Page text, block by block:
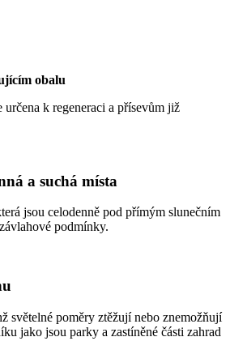
obalu
určena k regeneraci a přísevům již
a suchá místa
jsou celodenně pod přímým slunečním
podmínky.
světelné poměry ztěžují nebo znemožňují
jako jsou parky a zastíněné části zahrad